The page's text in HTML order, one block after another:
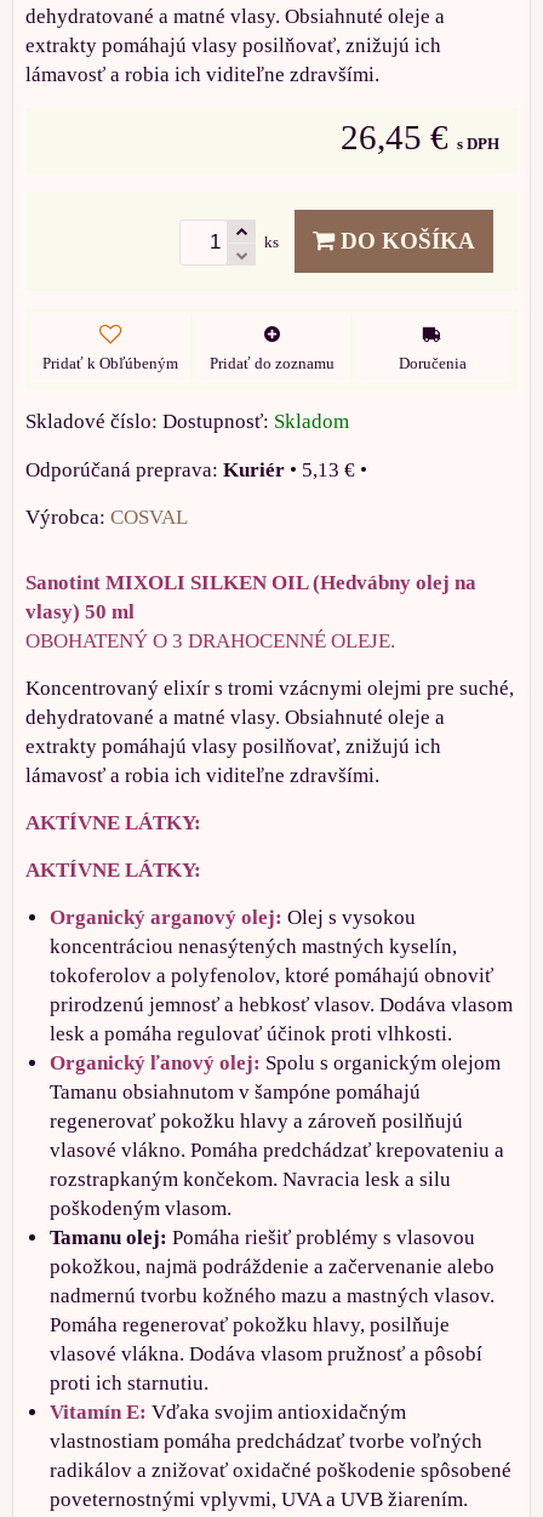
dehydratované a matné vlasy. Obsiahnuté oleje a
extrakty pomáhajú vlasy posilňovať, znižujú ich
lámavosť a robia ich viditeľne zdravšími.
26,45 € s DPH
ks DO KOŠÍKA
Pridať k Obľúbeným Pridať do zoznamu Doručenia
Skladové číslo: Dostupnosť: Skladom
Kuriér • 5,13 € •
Výrobca: COSVAL
Sanotint MIXOLI SILKEN OIL (Hedvábny olej na
vlasy) 50 ml
OBOHATENÝ O 3 DRAHOCENNÉ OLEJE.
Koncentrovaný elixír s tromi vzácnymi olejmi pre suché,
dehydratované a matné vlasy. Obsiahnuté oleje a
extrakty pomáhajú vlasy posilňovať, znižujú ich
lámavosť a robia ich viditeľne zdravšími.
AKTÍVNE LÁTKY:
AKTÍVNE LÁTKY:
Organický arganový olej: Olej s vysokou
koncentráciou nenasýtených mastných kyselín,
tokoferolov a polyfenolov, ktoré pomáhajú obnoviť
prirodzenú jemnosť a hebkosť vlasov. Dodáva vlasom
lesk a pomáha regulovať účinok proti vlhkosti.
Organický ľanový olej: Spolu s organickým olejom
Tamanu obsiahnutom v šampóne pomáhajú
regenerovať pokožku hlavy a zároveň posilňujú
vlasové vlákno. Pomáha predchádzať krepovateniu a
rozstrapkaným končekom. Navracia lesk a silu
poškodeným vlasom.
Tamanu olej: Pomáha riešiť problémy s vlasovou
pokožkou, najmä podráždenie a začervenanie alebo
nadmernú tvorbu kožného mazu a mastných vlasov.
Pomáha regenerovať pokožku hlavy, posilňuje
vlasové vlákna. Dodáva vlasom pružnosť a pôsobí
proti ich starnutiu.
Vitamín E: Vďaka svojim antioxidačným
vlastnostiam pomáha predchádzať tvorbe voľných
radikálov a znižovať oxidačné poškodenie spôsobené
poveternostnými vplyvmi, UVA a UVB žiarením.